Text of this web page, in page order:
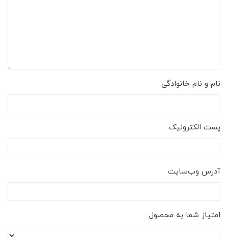
نام و نام خانوادگی
پست الکترونیک
آدرس وب‌سایت
امتیاز شما به محصول